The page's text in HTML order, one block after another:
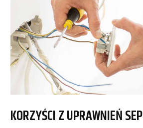
KORZYŚCI Z UPRAWNIEŃ SEP